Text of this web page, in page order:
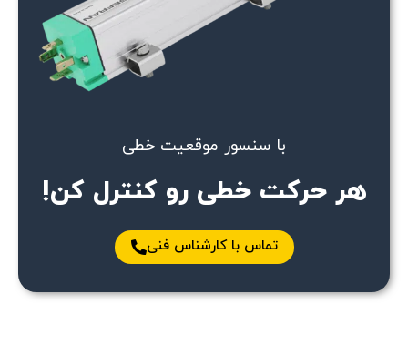
با سنسور موقعیت خطی
هر حرکت خطی رو کنترل کن!
تماس با کارشناس فنی